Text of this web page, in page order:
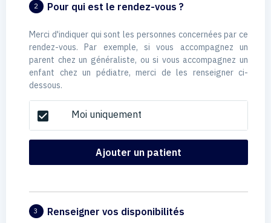
2 Pour qui est le rendez-vous ?
Merci d'indiquer qui sont les personnes concernées par ce
rendez-vous. Par exemple, si vous accompagnez un
parent chez un généraliste, ou si vous accompagnez un
enfant chez un pédiatre, merci de les renseigner ci-
dessous.
check_box Moi uniquement
Ajouter un patient
3 Renseigner vos disponibilités